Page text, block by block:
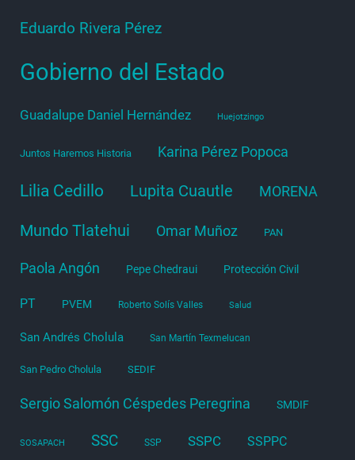
Eduardo Rivera Pérez
Gobierno del Estado
Guadalupe Daniel Hernández Huejotzingo
Juntos Haremos Historia Karina Pérez Popoca
Lilia Cedillo Lupita Cuautle MORENA
Mundo Tlatehui Omar Muñoz PAN
Paola Angón Pepe Chedraui Protección Civil
PT PVEM Roberto Solís Valles Salud
San Andrés Cholula San Martín Texmelucan
San Pedro Cholula SEDIF
Sergio Salomón Céspedes Peregrina SMDIF
SOSAPACH SSC SSP SSPC SSPPC